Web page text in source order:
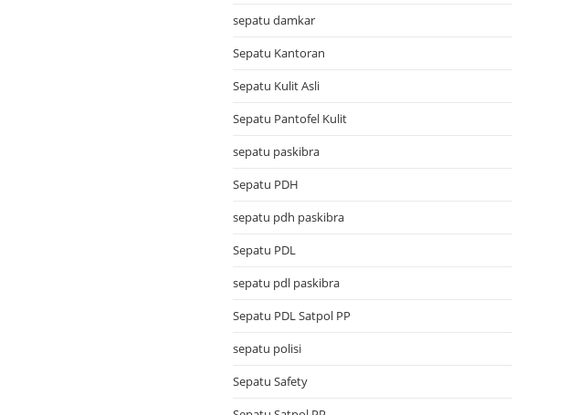
sepatu damkar
Sepatu Kantoran
Sepatu Kulit Asli
Sepatu Pantofel Kulit
sepatu paskibra
Sepatu PDH
sepatu pdh paskibra
Sepatu PDL
sepatu pdl paskibra
Sepatu PDL Satpol PP
sepatu polisi
Sepatu Safety